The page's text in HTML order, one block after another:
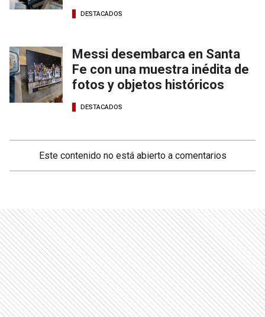
DESTACADOS
Messi desembarca en Santa
Fe con una muestra inédita de
fotos y objetos históricos
DESTACADOS
Este contenido no está abierto a comentarios